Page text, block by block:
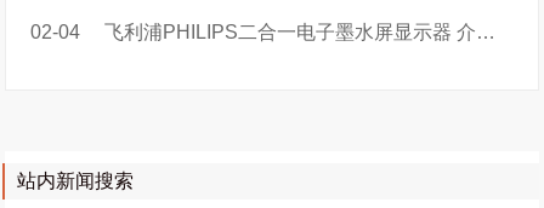
02-04 飞利浦PHILIPS二合一电子墨水屏显示器 介绍视频
站内新闻搜索